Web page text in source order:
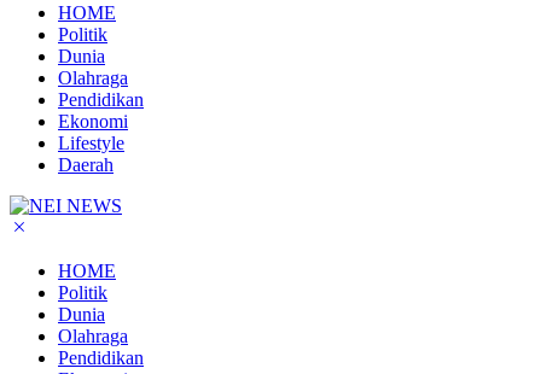
HOME
Politik
Dunia
Olahraga
Pendidikan
Ekonomi
Lifestyle
Daerah
HOME
Politik
Dunia
Olahraga
Pendidikan